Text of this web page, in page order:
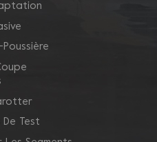
De Test